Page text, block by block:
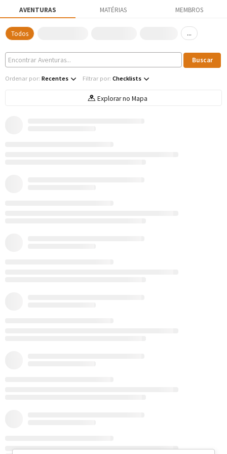
AVENTURAS MATÉRIAS MEMBROS
Todos ...
Ordenar por: Recentes Filtrar por: Checklists
Explorar no Mapa